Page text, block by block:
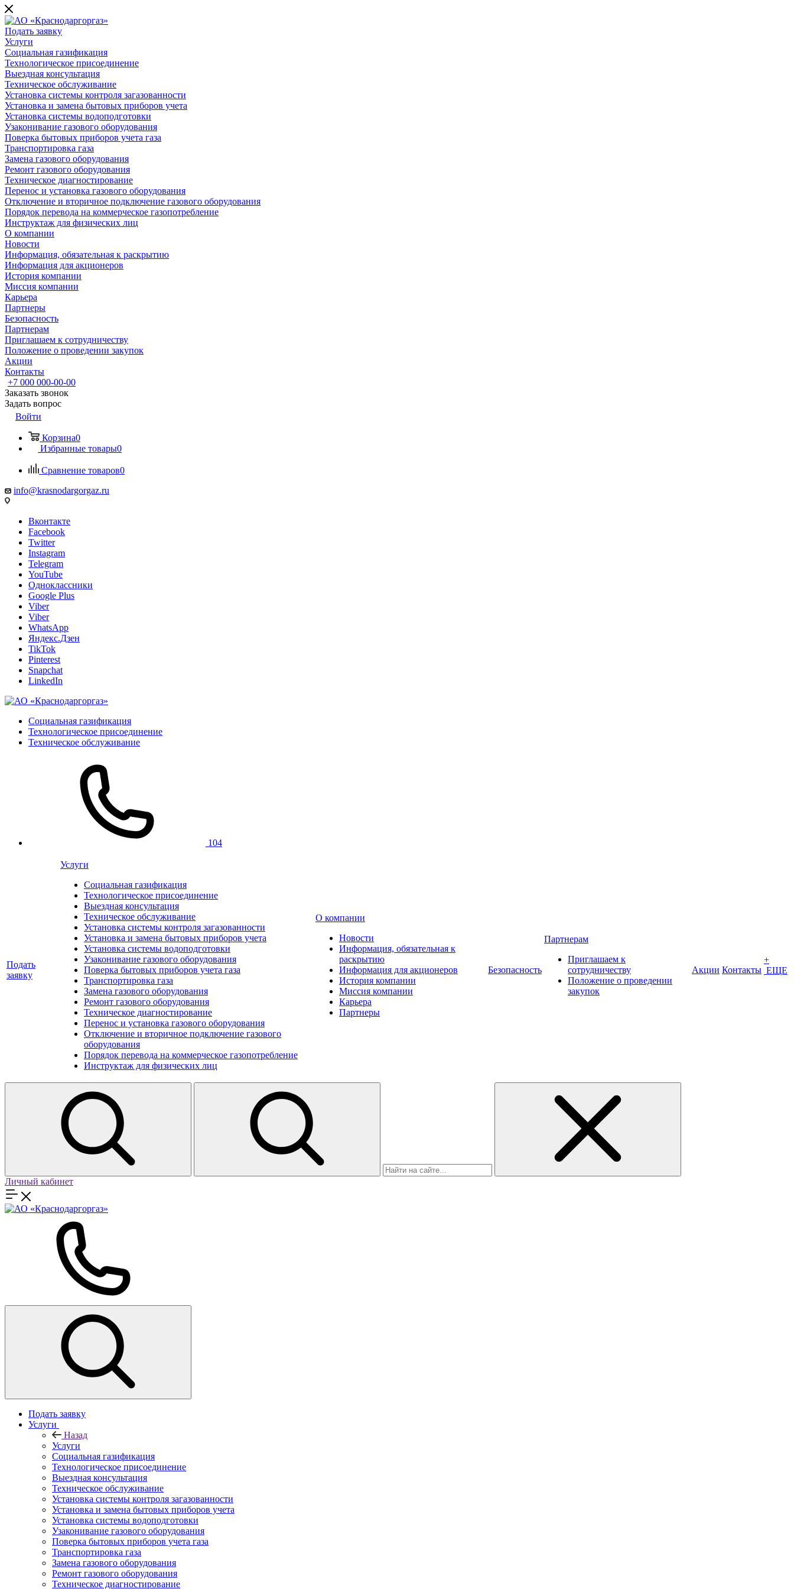
Подать заявку
Услуги
Социальная газификация
Технологическое присоединение
Выездная консультация
Техническое обслуживание
Установка системы контроля загазованности
Установка и замена бытовых приборов учета
Установка системы водоподготовки
Узаконивание газового оборудования
Поверка бытовых приборов учета газа
Транспортировка газа
Замена газового оборудования
Ремонт газового оборудования
Техническое диагностирование
Перенос и установка газового оборудования
Отключение и вторичное подключение газового оборудования
Порядок перевода на коммерческое газопотребление
Инструктаж для физических лиц
О компании
Новости
Информация, обязательная к раскрытию
Информация для акционеров
История компании
Миссия компании
Карьера
Партнеры
Безопасность
Партнерам
Приглашаем к сотрудничеству
Положение о проведении закупок
Акции
Контакты
+7 000 000-00-00
Заказать звонок
Задать вопрос
Войти
Корзина0
Избранные товары0
Сравнение товаров0
info@krasnodargorgaz.ru
Вконтакте
Facebook
Twitter
Instagram
Telegram
YouTube
Одноклассники
Google Plus
Viber
Viber
WhatsApp
Яндекс.Дзен
TikTok
Pinterest
Snapchat
LinkedIn
Социальная газификация
Технологическое присоединение
Техническое обслуживание
104
Подать
заявку
Услуги
Социальная газификация
Технологическое присоединение
Выездная консультация
Техническое обслуживание
Установка системы контроля загазованности
Установка и замена бытовых приборов учета
Установка системы водоподготовки
Узаконивание газового оборудования
Поверка бытовых приборов учета газа
Транспортировка газа
Замена газового оборудования
Ремонт газового оборудования
Техническое диагностирование
Перенос и установка газового оборудования
Отключение и вторичное подключение газового
оборудования
Порядок перевода на коммерческое газопотребление
Инструктаж для физических лиц
О компании
Новости
Информация, обязательная к
раскрытию
Информация для акционеров
История компании
Миссия компании
Карьера
Партнеры
Безопасность
Партнерам
Приглашаем к
сотрудничеству
Положение о проведении
закупок
Акции Контакты
+
ЕЩЕ
Личный кабинет
Подать заявку
Услуги
Назад
Услуги
Социальная газификация
Технологическое присоединение
Выездная консультация
Техническое обслуживание
Установка системы контроля загазованности
Установка и замена бытовых приборов учета
Установка системы водоподготовки
Узаконивание газового оборудования
Поверка бытовых приборов учета газа
Транспортировка газа
Замена газового оборудования
Ремонт газового оборудования
Техническое диагностирование